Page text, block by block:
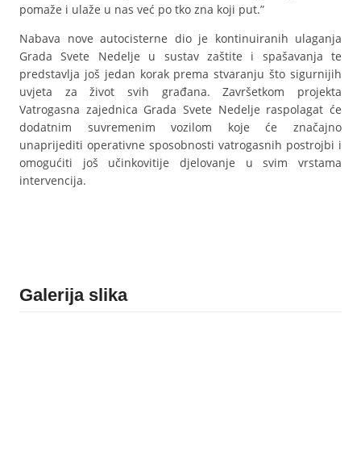
pomaže i ulaže u nas već po tko zna koji put.”
Nabava nove autocisterne dio je kontinuiranih ulaganja
Grada Svete Nedelje u sustav zaštite i spašavanja te
predstavlja još jedan korak prema stvaranju što sigurnijih
uvjeta za život svih građana. Završetkom projekta
Vatrogasna zajednica Grada Svete Nedelje raspolagat će
dodatnim suvremenim vozilom koje će značajno
unaprijediti operativne sposobnosti vatrogasnih postrojbi i
omogućiti još učinkovitije djelovanje u svim vrstama
intervencija.
Galerija slika